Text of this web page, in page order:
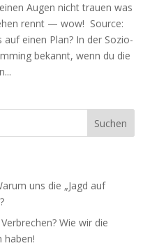
Augen nicht trauen was
rennt — wow! Source:
auf einen Plan? In der Sozio­
bekannt, wenn du die
uns die „Jagd auf
Wie wir die
haben!